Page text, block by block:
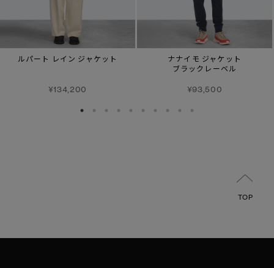
ルパート レイン ジャケット
¥134,200
ナナイモ ジャケット
ブラックレーベル
¥93,500
TOP